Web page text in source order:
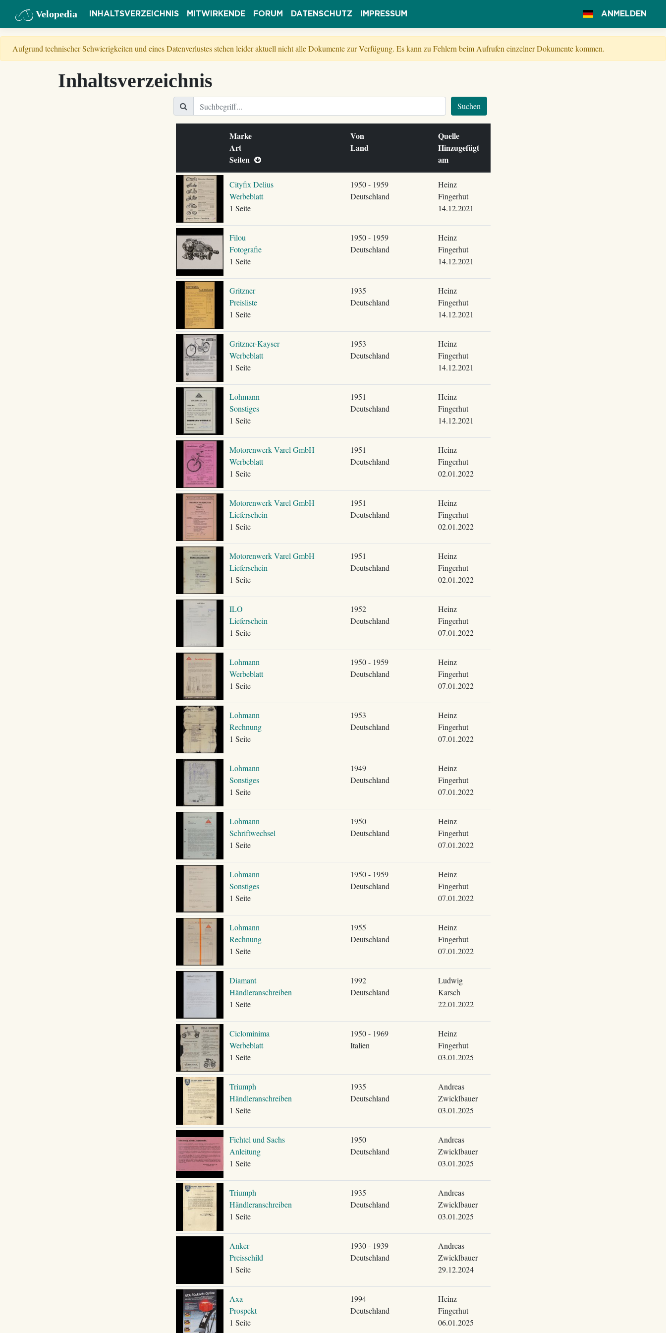
Velopedia INHALTSVERZEICHNIS MITWIRKENDE FORUM DATENSCHUTZ IMPRESSUM ANMELDEN
Aufgrund technischer Schwierigkeiten und eines Datenverlustes stehen leider aktuell nicht alle Dokumente zur Verfügung. Es kann zu Fehlern beim Aufrufen einzelner Dokumente kommen.
Inhaltsverzeichnis
Suchen
Marke
Art
Seiten
Von
Land
Quelle
Hinzugefügt
am
Cityfix Delius
Werbeblatt
1 Seite
1950 - 1959
Deutschland
Heinz
Fingerhut
14.12.2021
Filou
Fotografie
1 Seite
1950 - 1959
Deutschland
Heinz
Fingerhut
14.12.2021
Gritzner
Preisliste
1 Seite
1935
Deutschland
Heinz
Fingerhut
14.12.2021
Gritzner-Kayser
Werbeblatt
1 Seite
1953
Deutschland
Heinz
Fingerhut
14.12.2021
Lohmann
Sonstiges
1 Seite
1951
Deutschland
Heinz
Fingerhut
14.12.2021
Motorenwerk Varel GmbH
Werbeblatt
1 Seite
1951
Deutschland
Heinz
Fingerhut
02.01.2022
Motorenwerk Varel GmbH
Lieferschein
1 Seite
1951
Deutschland
Heinz
Fingerhut
02.01.2022
Motorenwerk Varel GmbH
Lieferschein
1 Seite
1951
Deutschland
Heinz
Fingerhut
02.01.2022
ILO
Lieferschein
1 Seite
1952
Deutschland
Heinz
Fingerhut
07.01.2022
Lohmann
Werbeblatt
1 Seite
1950 - 1959
Deutschland
Heinz
Fingerhut
07.01.2022
Lohmann
Rechnung
1 Seite
1953
Deutschland
Heinz
Fingerhut
07.01.2022
Lohmann
Sonstiges
1 Seite
1949
Deutschland
Heinz
Fingerhut
07.01.2022
Lohmann
Schriftwechsel
1 Seite
1950
Deutschland
Heinz
Fingerhut
07.01.2022
Lohmann
Sonstiges
1 Seite
1950 - 1959
Deutschland
Heinz
Fingerhut
07.01.2022
Lohmann
Rechnung
1 Seite
1955
Deutschland
Heinz
Fingerhut
07.01.2022
Diamant
Händleranschreiben
1 Seite
1992
Deutschland
Ludwig
Karsch
22.01.2022
Ciclominima
Werbeblatt
1 Seite
1950 - 1969
Italien
Heinz
Fingerhut
03.01.2025
Triumph
Händleranschreiben
1 Seite
1935
Deutschland
Andreas
Zwicklbauer
03.01.2025
Fichtel und Sachs
Anleitung
1 Seite
1950
Deutschland
Andreas
Zwicklbauer
03.01.2025
Triumph
Händleranschreiben
1 Seite
1935
Deutschland
Andreas
Zwicklbauer
03.01.2025
Anker
Preisschild
1 Seite
1930 - 1939
Deutschland
Andreas
Zwicklbauer
29.12.2024
Axa
Prospekt
1 Seite
1994
Deutschland
Heinz
Fingerhut
06.01.2025